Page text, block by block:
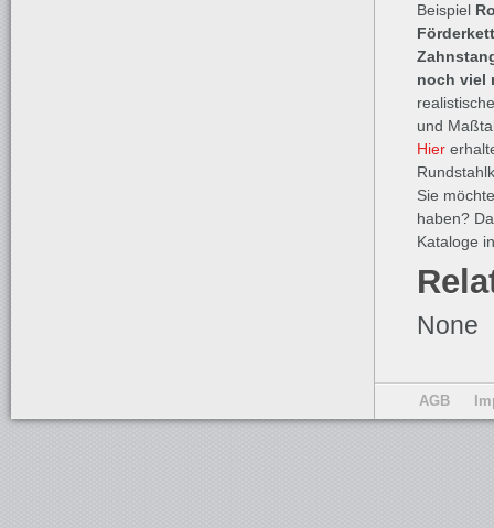
Beispiel
noch viel
und
Hier
Sie
haben?
Kataloge
None
AGB